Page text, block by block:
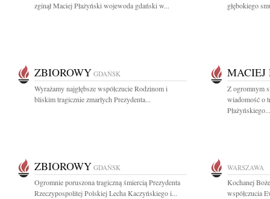
zginął Maciej Płażyński wojewoda gdański w...
głębokiego
ZBIOROWY GDAŃSK
Wyrażamy najgłębsze współczucie Rodzinom i
bliskim tragicznie zmarłych Prezydenta...
Z ogromnym
wiadomość o
Płażyńskiego...
ZBIOROWY GDAŃSK
Ogromnie poruszona tragiczną śmiercią Prezydenta
Rzeczypospolitej Polskiej Lecha Kaczyńskiego i...
WARSZAWA
Kochanej
współczucia